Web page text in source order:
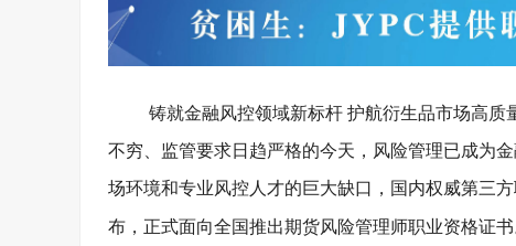
铸就金融风控领域新标杆 护航衍生品市场高质
不穷、监管要求日趋严格的今天，风险管理已成为
场环境和专业风控人才的巨大缺口，国内权威第三
布，正式面向全国推出期货风险管理师职业资格证